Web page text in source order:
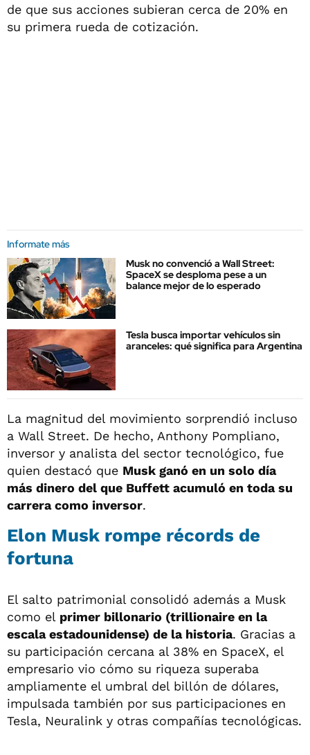
de que sus acciones subieran cerca de 20% en
su primera rueda de cotización.
Informate más
Musk no convenció a Wall Street:
SpaceX se desploma pese a un
balance mejor de lo esperado
Tesla busca importar vehículos sin
aranceles: qué significa para Argentina
La magnitud del movimiento sorprendió incluso
a Wall Street. De hecho, Anthony Pompliano,
inversor y analista del sector tecnológico, fue
quien destacó que Musk ganó en un solo día
más dinero del que Buffett acumuló en toda su
carrera como inversor.
Elon Musk rompe récords de
fortuna
El salto patrimonial consolidó además a Musk
como el primer billonario (trillionaire en la
escala estadounidense) de la historia. Gracias a
su participación cercana al 38% en SpaceX, el
empresario vio cómo su riqueza superaba
ampliamente el umbral del billón de dólares,
impulsada también por sus participaciones en
Tesla, Neuralink y otras compañías tecnológicas.